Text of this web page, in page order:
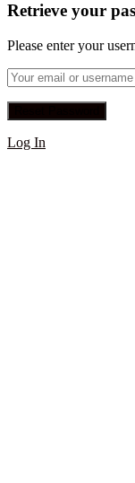
Retrieve your
Please enter your
Log In